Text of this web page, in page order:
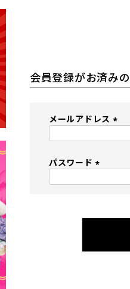
会員登録がお済み
メールアドレス
パスワード
)